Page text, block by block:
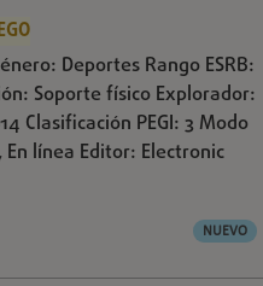
Deportes Rango ESRB:
Soporte físico Explorador:
Clasificación PEGI: 3 Modo
línea Editor: Electronic
NUEVO